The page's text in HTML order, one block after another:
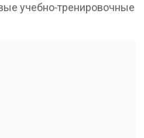
учебно-тренировочные